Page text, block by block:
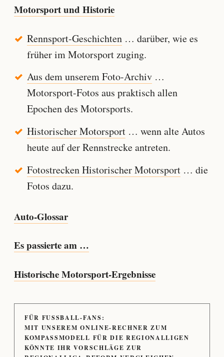
Motorsport und Historie
Rennsport-Geschichten… darüber, wie es
früher im Motorsport zuging.
Aus dem unserem Foto-Archiv…
Motorsport-Fotos aus praktisch allen
Epochen des Motorsports.
Historischer Motorsport… wenn alte Autos
heute auf der Rennstrecke antreten.
Fotostrecken Historischer Motorsport… die
Fotos dazu.
Auto-Glossar
Es passierte am …
Historische Motorsport-Ergebnisse
FÜR FUSSBALL-FANS:
MIT UNSEREM ONLINE-RECHNER ZUM
KOMPASSMODELL FÜR DIE REGIONALLIGEN
KÖNNTE IHR VORSCHLÄGE ZUR